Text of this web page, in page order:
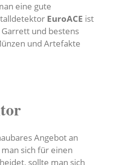
eine gute
EuroACE ist
und bestens
und Artefakte
Angebot an
sich für einen
sollte man sich